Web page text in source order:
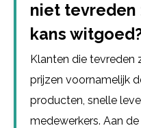
niet tevreden
kans
Klanten die tevreden
prijzen voornamelijk
producten, snelle
medewerkers. Aan